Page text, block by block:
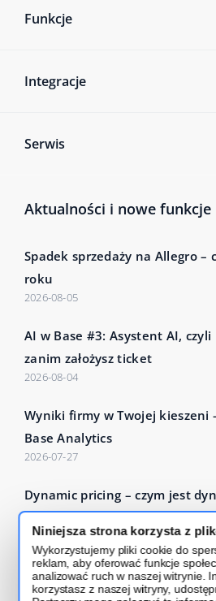
Niniejsza strona korzysta z
Wykorzystujemy pliki cookie do
reklam, aby oferować funkcje
analizować ruch w naszej witrynie.
korzystasz z naszej witryny,
Funkcje
Integracje
Serwis
Aktualności i nowe funkcje
Spadek sprzedaży na Allegro –
roku
2026-08-05
AI w Base #3: Asystent AI,
zanim założysz ticket
2026-08-04
Wyniki firmy w Twojej kieszeni
Base Analytics
2026-07-27
Dynamic pricing – czym jest
cen i jak działa?
2026-07-24
Czytaj więcej – Base Blog